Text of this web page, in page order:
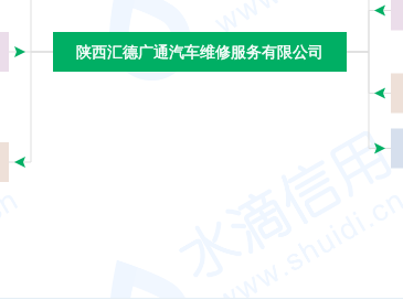
陕西汇德广通汽车维修服务有限公司
陕西汇德广通汽车维修服务有限公司